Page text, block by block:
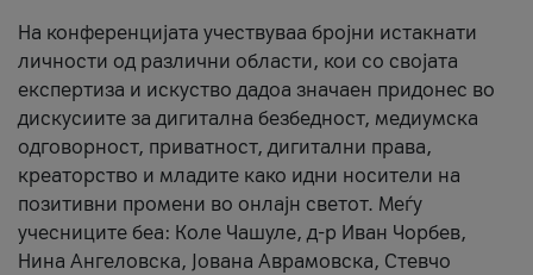
На конференцијата учествуваа бројни истакнати
личности од различни области, кои со својата
експертиза и искуство дадоа значаен придонес во
дискусиите за дигитална безбедност, медиумска
одговорност, приватност, дигитални права,
креаторство и младите како идни носители на
позитивни промени во онлајн светот. Меѓу
учесниците беа: Коле Чашуле, д-р Иван Чорбев,
Нина Ангеловска, Јована Аврамовска, Стевчо